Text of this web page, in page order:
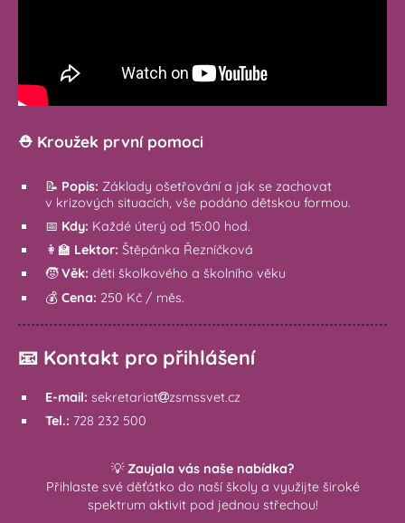
⛑️ Kroužek první pomoci
📝 Popis: Základy ošetřování a jak se zachovat
v krizových situacích, vše podáno dětskou formou.
📅 Kdy: Každé úterý od 15:00 hod.
👩‍🏫 Lektor: Štěpánka Řezníčková
🧒Věk: děti školkového a školního věku
💰 Cena: 250 Kč / měs.
📧 Kontakt pro přihlášení
E-mail: sekretariat
zsmssvet.cz
Tel.: 728 232 500
💡Zaujala vás naše nabídka?
Přihlaste své děťátko do naší školy a využijte široké
spektrum aktivit pod jednou střechou!